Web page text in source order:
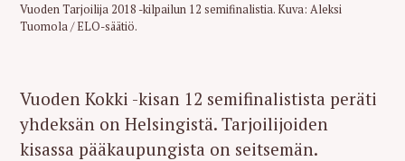
Vuoden Tarjoilija 2018 -kilpailun 12 semifinalistia. Kuva: Aleksi
Tuomola / ELO-säätiö.
Vuoden Kokki -kisan 12 semifinalistista peräti
yhdeksän on Helsingistä. Tarjoilijoiden
kisassa pääkaupungista on seitsemän.